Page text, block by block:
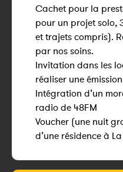
Cachet pour la
pour un projet solo,
et trajets compris).
par nos soins.
Invitation dans les
réaliser une
Intégration d’un
radio de 48FM
Voucher (une nuit
d’une résidence à